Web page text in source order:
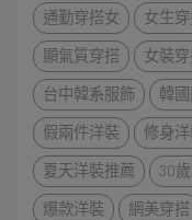
通勤穿搭女
女生
顯氣質穿搭
女裝
台中韓系服飾
韓
假兩件洋裝
修身
夏天洋裝推薦
30
爆款洋裝
網美穿搭